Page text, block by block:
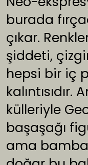
burada
çıkar.
şiddeti,
hepsi bir iç
kalıntısıdır.
külleriyle
başaşağı
ama